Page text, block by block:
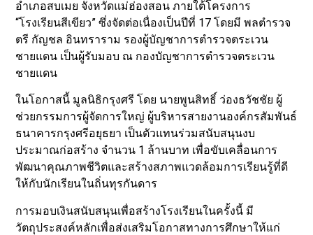
อำเภอสบเมย จังหวัดแม่ฮ่องสอน ภายใต้โครงการ
“โรงเรียนสีเขียว” ซึ่งจัดต่อเนื่องเป็นปีที่ 17 โดยมี พลตำรวจ
ตรี กัญชล อินทราราม รองผู้บัญชาการตำรวจตระเวน
ชายแดน เป็นผู้รับมอบ ณ กองบัญชาการตำรวจตระเวน
ชายแดน
ในโอกาสนี้ มูลนิธิกรุงศรี โดย นายพูนสิทธิ์ ว่องธวัชชัย ผู้
ช่วยกรรมการผู้จัดการใหญ่ ผู้บริหารสายงานองค์กรสัมพันธ์
ธนาคารกรุงศรีอยุธยา เป็นตัวแทนร่วมสนับสนุนงบ
ประมาณก่อสร้าง จำนวน 1 ล้านบาท เพื่อขับเคลื่อนการ
พัฒนาคุณภาพชีวิตและสร้างสภาพแวดล้อมการเรียนรู้ที่ดี
ให้กับนักเรียนในถิ่นทุรกันดาร
การมอบเงินสนับสนุนเพื่อสร้างโรงเรียนในครั้งนี้ มี
วัตถุประสงค์หลักเพื่อส่งเสริมโอกาสทางการศึกษาให้แก่